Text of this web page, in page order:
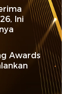
Ini
Awards